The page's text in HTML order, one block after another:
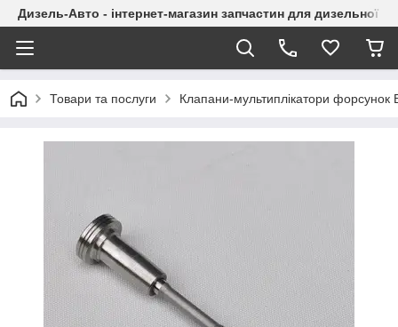
Дизель-Авто - інтернет-магазин запчастин для дизельної
Товари та послуги Клапани-мультиплікатори форсунок